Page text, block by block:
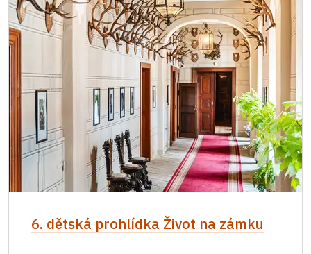
6. dětská prohlídka Život na zámku